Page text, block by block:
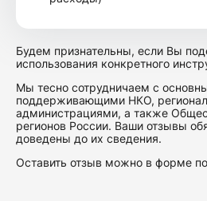
Будем признательны, если Вы
использования конкретного
Мы тесно сотрудничаем с
поддерживающими НКО,
администрациями, а также
регионов России. Ваши отзывы
доведены до их сведения.
Оставить отзыв можно в форме по